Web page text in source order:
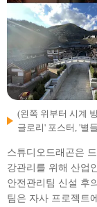
(왼쪽 위부터 시계
글로리' 포스터, '별
스튜디오드래곤은
강관리를 위해 산업
안전관리팀 신설 후
팀은 자사 프로젝트